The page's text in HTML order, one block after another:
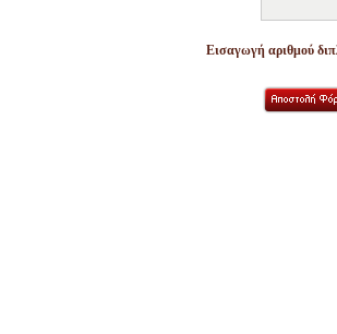
Εισαγωγή αριθμού